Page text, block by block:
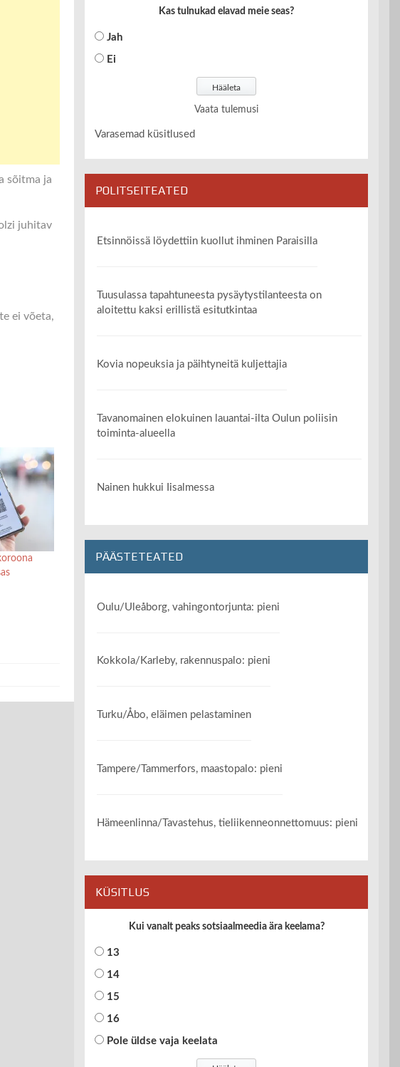
sõitma ja
juhitav
ei võeta,
Kas tulnukad elavad meie seas?
Jah
Ei
Vaata tulemusi
Varasemad küsitlused
POLITSEITEATED
Etsinnöissä löydettiin kuollut ihminen Paraisilla
Tuusulassa tapahtuneesta pysäytystilanteesta on
aloitettu kaksi erillistä esitutkintaa
Kovia nopeuksia ja päihtyneitä kuljettajia
Tavanomainen elokuinen lauantai-ilta Oulun poliisin
toiminta-alueella
Nainen hukkui Iisalmessa
PÄÄSTETEATED
Oulu/Uleåborg, vahingontorjunta: pieni
Kokkola/Karleby, rakennuspalo: pieni
Turku/Åbo, eläimen pelastaminen
Tampere/Tammerfors, maastopalo: pieni
Hämeenlinna/Tavastehus, tieliikenneonnettomuus: pieni
KÜSITLUS
Kui vanalt peaks sotsiaalmeedia ära keelama?
13
14
15
16
Pole üldse vaja keelata